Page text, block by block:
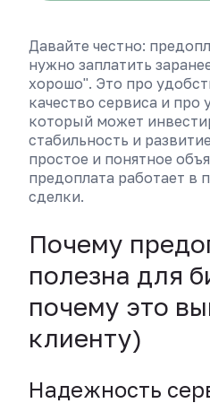
Давайте честно:
нужно заплатить
хорошо". Это про
качество сервиса и про
который может
стабильность и
простое и понятное
предоплата работает в
сделки.
Почему
полезна для
почему это
клиенту)
Надежность